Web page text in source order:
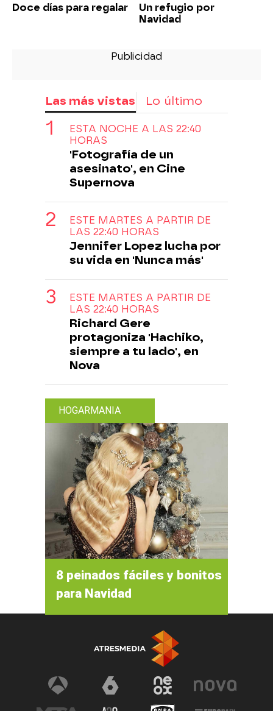
Doce días para regalar
Un refugio por
Navidad
Las más vistas Lo último
ESTA NOCHE A LAS 22:40
HORAS
'Fotografía de un
asesinato', en Cine
Supernova
ESTE MARTES A PARTIR DE
LAS 22:40 HORAS
Jennifer Lopez lucha por
su vida en 'Nunca más'
ESTE MARTES A PARTIR DE
LAS 22:40 HORAS
Richard Gere
protagoniza 'Hachiko,
siempre a tu lado', en
Nova
HOGARMANIA
8 peinados fáciles y bonitos
para Navidad